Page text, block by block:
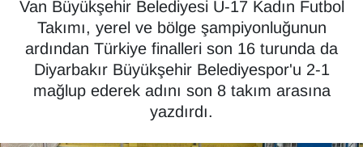
Van Büyükşehir Belediyesi U-17 Kadın Futbol
Takımı, yerel ve bölge şampiyonluğunun
ardından Türkiye finalleri son 16 turunda da
Diyarbakır Büyükşehir Belediyespor'u 2-1
mağlup ederek adını son 8 takım arasına
yazdırdı.
ÇEVRE
Deprem
Dernekler, Odalar
Tüm Manşetler
Son Dakika Haberleri
Haber Arşivi